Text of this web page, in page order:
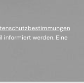
informiert werden. Eine